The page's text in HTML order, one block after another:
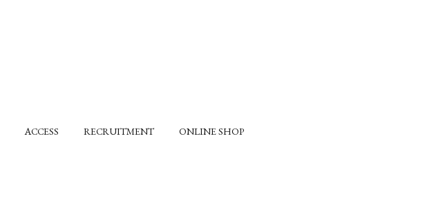
ACCESS RECRUITMENT ONLINE SHOP